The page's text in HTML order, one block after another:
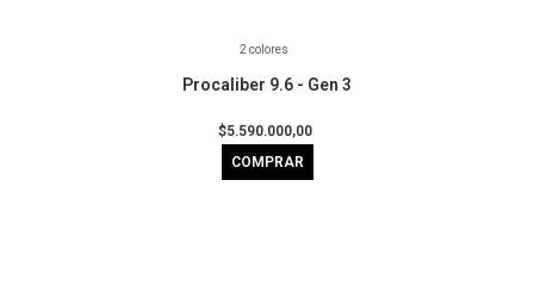
2 colores
Procaliber 9.6 - Gen 3
$5.590.000,00
COMPRAR